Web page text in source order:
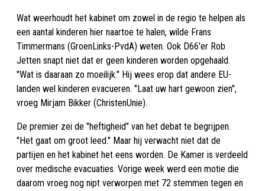
Wat weerhoudt het kabinet om zowel in de regio te helpen als
een aantal kinderen hier naartoe te halen, wilde Frans
Timmermans (GroenLinks-PvdA) weten. Ook D66'er Rob
Jetten snapt niet dat er geen kinderen worden opgehaald.
"Wat is daaraan zo moeilijk." Hij wees erop dat andere EU-
landen wel kinderen evacueren. "Laat uw hart gewoon zien",
vroeg Mirjam Bikker (ChristenUnie).
De premier zei de "heftigheid" van het debat te begrijpen.
"Het gaat om groot leed." Maar hij verwacht niet dat de
partijen en het kabinet het eens worden. De Kamer is verdeeld
over medische evacuaties. Vorige week werd een motie die
daarom vroeg nog nipt verworpen met 72 stemmen tegen en